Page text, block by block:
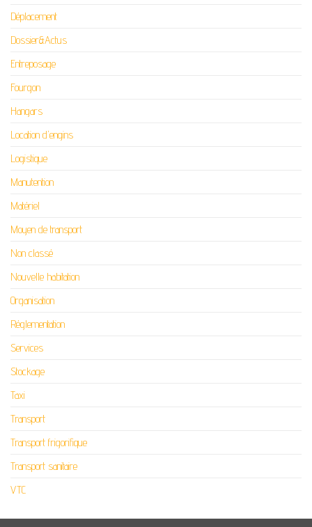
Déplacement
Dossier&Actus
Entreposage
Fourgon
Hangars
Location d'engins
Logistique
Manutention
Matériel
Moyen de transport
Non classé
Nouvelle habitation
Organisation
Réglementation
Services
Stockage
Taxi
Transport
Transport frigorifique
Transport sanitaire
VTC